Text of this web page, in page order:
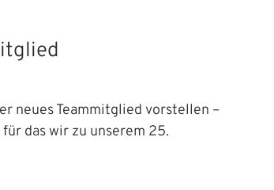
neues Teammitglied vorstellen –
das wir zu unserem 25.